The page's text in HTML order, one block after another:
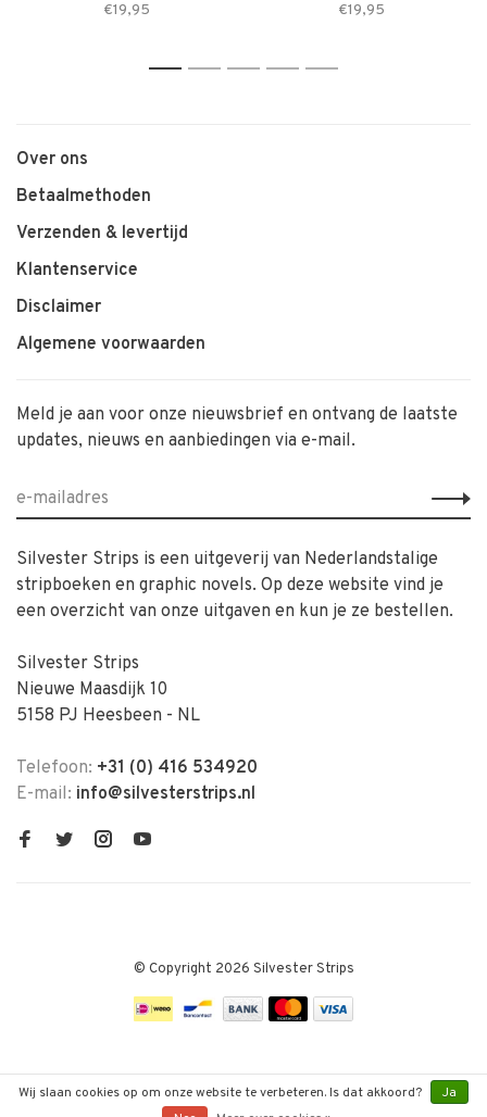
€19,95 €19,95
1 2 3 4 5
Over ons
Betaalmethoden
Verzenden & levertijd
Klantenservice
Disclaimer
Algemene voorwaarden
Meld je aan voor onze nieuwsbrief en ontvang de laatste
updates, nieuws en aanbiedingen via e-mail.
Silvester Strips is een uitgeverij van Nederlandstalige
stripboeken en graphic novels. Op deze website vind je
een overzicht van onze uitgaven en kun je ze bestellen.
Silvester Strips
Nieuwe Maasdijk 10
5158 PJ Heesbeen - NL
Telefoon: +31 (0) 416 534920
E-mail: info@silvesterstrips.nl
© Copyright 2026 Silvester Strips
Wij slaan cookies op om onze website te verbeteren. Is dat akkoord?
Ja